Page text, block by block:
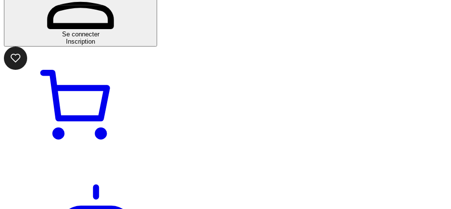
Se connecter
Inscription